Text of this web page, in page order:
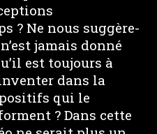
? Ne nous suggère-
jamais donné
est toujours à
dans la
qui le
? Dans cette